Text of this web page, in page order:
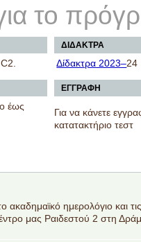
το
ΔΙΔΑΚΤΡΑ
Δίδακτρα 2023–24
έως
ΕΓΓΡΑΦΗ
Για να κάνετε
κατατακτήριο τεστ
ακαδημαϊκό ημερολόγιο και
μας Ραιδεστού 2 στη